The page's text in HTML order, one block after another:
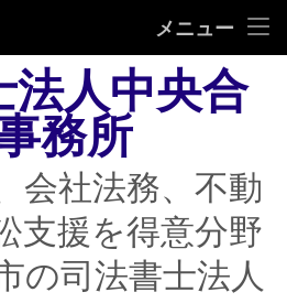
メニュー
りの方
法人中央合
務所
会社法務、不動
支援を得意分野
の司法書士法人